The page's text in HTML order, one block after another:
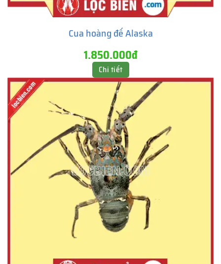
Cua hoàng đế Alaska
1.850.000đ
Chi tiết